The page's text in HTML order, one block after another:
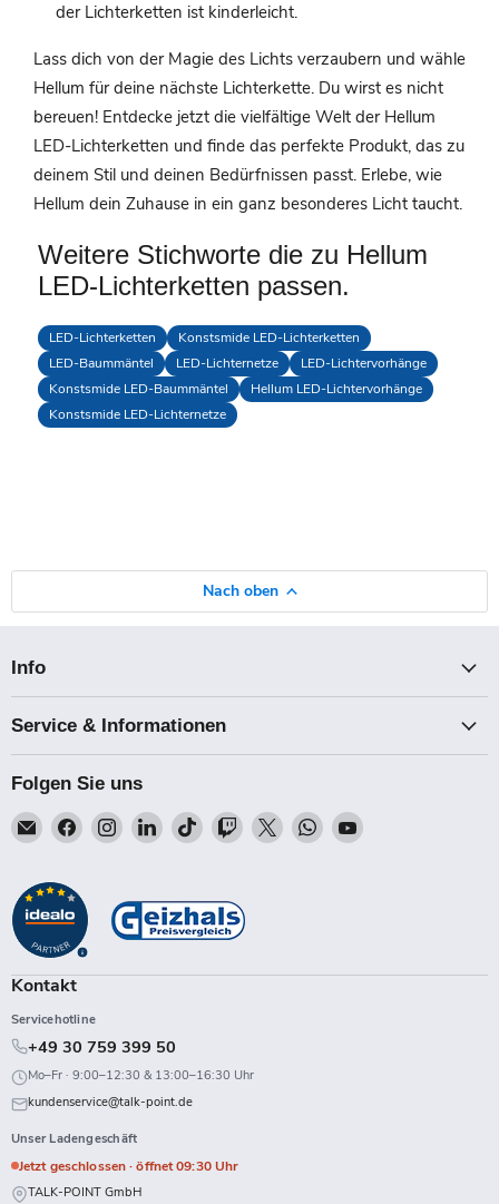
der Lichterketten ist kinderleicht.
Lass dich von der Magie des Lichts verzaubern und wähle
Hellum für deine nächste Lichterkette. Du wirst es nicht
bereuen! Entdecke jetzt die vielfältige Welt der Hellum
LED-Lichterketten und finde das perfekte Produkt, das zu
deinem Stil und deinen Bedürfnissen passt. Erlebe, wie
Hellum dein Zuhause in ein ganz besonderes Licht taucht.
Weitere Stichworte die zu Hellum
LED-Lichterketten passen.
LED-Lichterketten
Konstsmide LED-Lichterketten
LED-Baummäntel
LED-Lichternetze
LED-Lichtervorhänge
Konstsmide LED-Baummäntel
Hellum LED-Lichtervorhänge
Konstsmide LED-Lichternetze
Nach oben
Info
Service & Informationen
Folgen Sie uns
Email
Talk-
Finden
Sie
auf
Facebook
Finden
Sie
auf
Instagram
Finden
Sie
auf
LinkedIn
Finden
Sie
auf
TikTok
Finden
Sie
Twitch
Finden
Sie
Finden
Sie
Finden
Kontakt
Servicehotline
+49 30 759 399 50
Mo–Fr · 9:00–12:30 & 13:00–16:30 Uhr
kundenservice@talk-point.de
Unser Ladengeschäft
Jetzt geschlossen · öffnet 09:30 Uhr
TALK-POINT GmbH